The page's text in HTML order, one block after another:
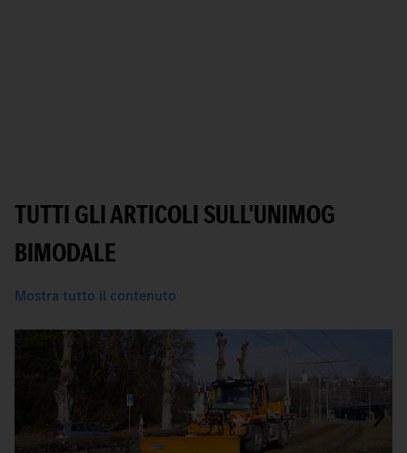
TUTTI GLI ARTICOLI SULL'UNIMOG
BIMODALE
Mostra tutto il contenuto